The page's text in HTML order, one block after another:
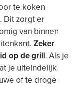
te koken
Dit zorgt er
van binnen
Zeker
op de grill. Als je
je uiteindelijk
of te droge